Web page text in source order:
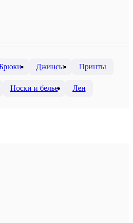
Джинсы Принты
Носки и белье Лен